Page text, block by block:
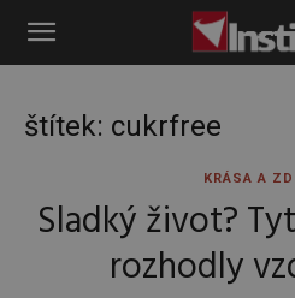
Instinkt
štítek: cukrfree
KRÁSA A
Sladký život?
rozhodly